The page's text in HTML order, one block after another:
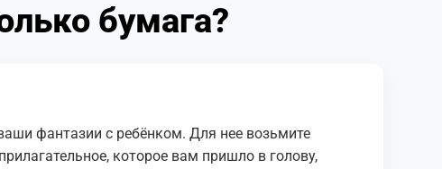
бумага?
фантазии с ребёнком. Для нее возьмите
которое вам пришло в голову,